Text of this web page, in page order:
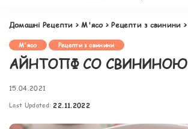
Домашні Рецепти >М'ясо>Рецепти з свинини >
М'ясо Рецепти з свинини
АЙНТОПФ СО СВИНИНОЮ
15.04.2021
Last Updated: 22.11.2022